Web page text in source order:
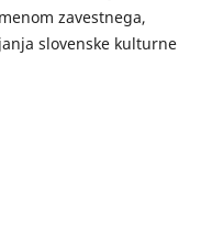
zavestnega,
slovenske kulturne